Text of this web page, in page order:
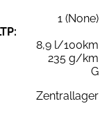
1 (None)
8,9 l/100km
235 g/km
G
Zentrallager